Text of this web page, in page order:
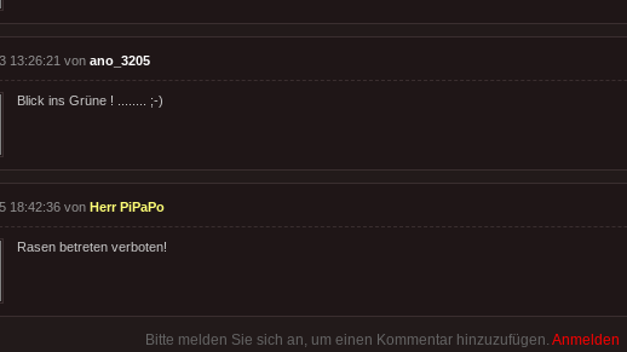
13:26:21 von ano_3205
Blick ins Grüne ! ........ ;-)
18:42:36 von Herr PiPaPo
Rasen betreten verboten!
Bitte melden Sie sich an, um einen Kommentar hinzuzufügen. Anmelden